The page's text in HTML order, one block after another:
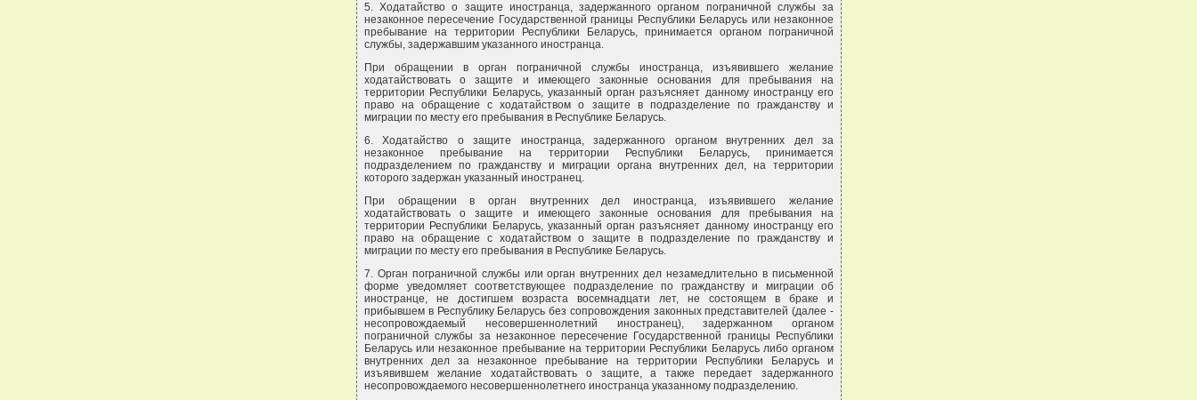
5. Ходатайство о защите иностранца, задержанного органом пограничной службы за
незаконное пересечение Государственной границы Республики Беларусь или незаконное
пребывание на территории Республики Беларусь, принимается органом пограничной
службы, задержавшим указанного иностранца.
При обращении в орган пограничной службы иностранца, изъявившего желание
ходатайствовать о защите и имеющего законные основания для пребывания на
территории Республики Беларусь, указанный орган разъясняет данному иностранцу его
право на обращение с ходатайством о защите в подразделение по гражданству и
миграции по месту его пребывания в Республике Беларусь.
6. Ходатайство о защите иностранца, задержанного органом внутренних дел за
незаконное пребывание на территории Республики Беларусь, принимается
подразделением по гражданству и миграции органа внутренних дел, на территории
которого задержан указанный иностранец.
При обращении в орган внутренних дел иностранца, изъявившего желание
ходатайствовать о защите и имеющего законные основания для пребывания на
территории Республики Беларусь, указанный орган разъясняет данному иностранцу его
право на обращение с ходатайством о защите в подразделение по гражданству и
миграции по месту его пребывания в Республике Беларусь.
7. Орган пограничной службы или орган внутренних дел незамедлительно в письменной
форме уведомляет соответствующее подразделение по гражданству и миграции об
иностранце, не достигшем возраста восемнадцати лет, не состоящем в браке и
прибывшем в Республику Беларусь без сопровождения законных представителей (далее -
несопровождаемый несовершеннолетний иностранец), задержанном органом
пограничной службы за незаконное пересечение Государственной границы Республики
Беларусь или незаконное пребывание на территории Республики Беларусь либо органом
внутренних дел за незаконное пребывание на территории Республики Беларусь и
изъявившем желание ходатайствовать о защите, а также передает задержанного
несопровождаемого несовершеннолетнего иностранца указанному подразделению.